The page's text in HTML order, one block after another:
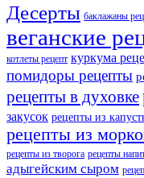
Десерты баклажаны
веганские
котлеты рецепт куркума
помидоры рецепты
рецепты в духовке
закусок рецепты из
рецепты из
рецепты из творога рецепты
адыгейским сыром